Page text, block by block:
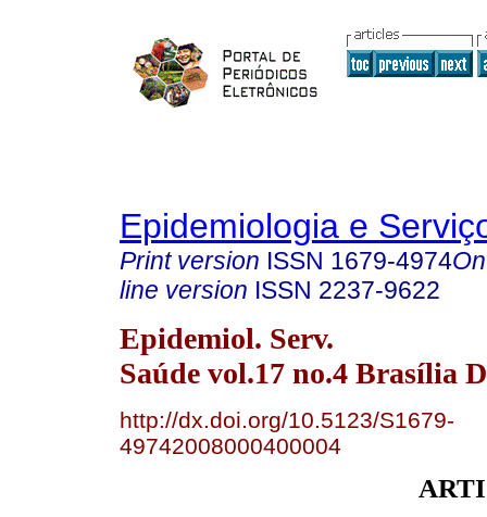
Epidemiologia e
Print version ISSN 1679-4974
line version ISSN 2237-9622
Epidemiol. Serv.
Saúde vol.17 no.4 Brasília
http://dx.doi.org/10.5123/S1679-
49742008000400004